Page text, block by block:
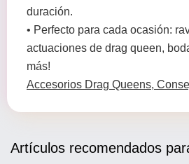
duración.
• Perfecto para cada ocasión:
actuaciones de drag queen,
más!
Accesorios Drag Queens,
Artículos recomendados